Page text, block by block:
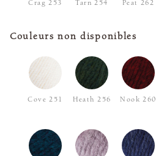
Crag 253 Tarn 254 Peat 262
Couleurs non disponibles
Cove 251 Heath 256 Nook 260